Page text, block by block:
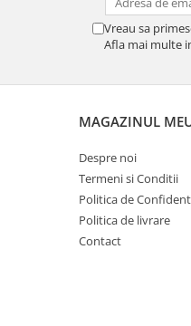
Vreau sa
Afla mai multe
MAGAZINUL
Despre noi
Termeni si Conditii
Politica de
Politica de livrare
Contact